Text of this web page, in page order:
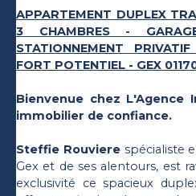
APPARTEMENT DUPLEX
3 CHAMBRES -
STATIONNEMENT
FORT POTENTIEL - GEX
Bienvenue chez L'Agence
immobilier de confiance.
Steffie Rouvierespécialiste
Gex et de ses alentours, est
exclusivité ce spacieux